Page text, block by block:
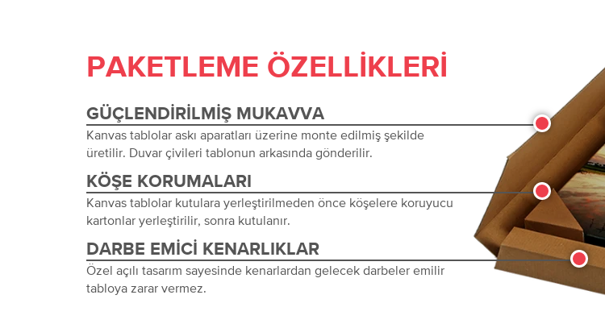
PAKETLEME ÖZELLIKLERI
GÜÇLENDIRILMIŞ MUKAVVA
Kanvas tablolar askı aparatları üzerine monte edilmiş şekilde
üretilir. Duvar çivileri tablonun arkasında gönderilir.
KÖŞE KORUMALARI
Kanvas tablolar kutulara yerleştirilmeden önce köşelere koruyucu
kartonlar yerleştirilir, sonra kutulanır.
DARBE EMICI KENARLIKLAR
Özel açılı tasarım sayesinde kenarlardan gelecek darbeler emilir
tabloya zarar vermez.